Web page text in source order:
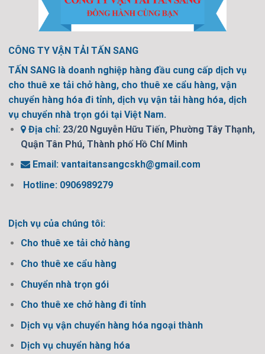
CÔNG TY VẬN TẢI TẤN SANG
TẤN SANG là doanh nghiệp hàng đầu cung cấp dịch vụ
cho thuê xe tải chở hàng, cho thuê xe cẩu hàng, vận
chuyển hàng hóa đi tỉnh, dịch vụ vận tải hàng hóa, dịch
vụ chuyển nhà trọn gói tại Việt Nam.
Địa chỉ: 23/20 Nguyễn Hữu Tiến, Phường Tây Thạnh,
Quận Tân Phú, Thành phố Hồ Chí Minh
Email:vantaitansangcskh@gmail.com
Hotline: 0906989279
Dịch vụ của chúng tôi:
Cho thuê xe tải chở hàng
Cho thuê xe cẩu hàng
Chuyển nhà trọn gói
Cho thuê xe chở hàng đi tỉnh
Dịch vụ vận chuyển hàng hóa ngoại thành
Dịch vụ chuyển hàng hóa